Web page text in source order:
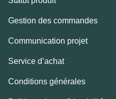
Gestion des commandes
Communication projet
Service d’achat
Conditions générales